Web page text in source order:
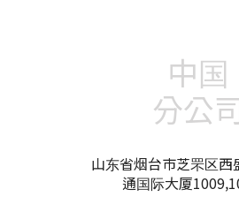
中国
分公
山东省烟台市芝罘区西
通国际大厦